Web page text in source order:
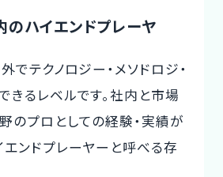
のハイエンドプレーヤ
でテクノロジー・メソドロジ・
きるレベルです。社内と市場
のプロとしての経験・実績が
エンドプレーヤーと呼べる存